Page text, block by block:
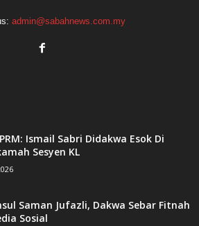
admin@sabahnews.com.my
Ismail Sabri Didakwa Esok Di
Sesyen KL
Saman Jufazli, Dakwa Sebar Fitnah
Sosial